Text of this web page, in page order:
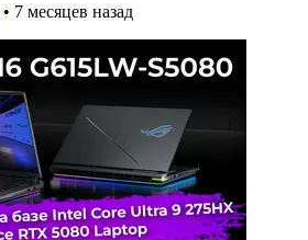
• 7 месяцев назад